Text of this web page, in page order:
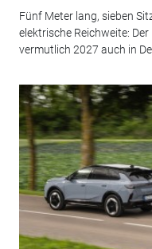
Fünf Meter lang, sieben
elektrische Reichweite:
vermutlich 2027 auch in